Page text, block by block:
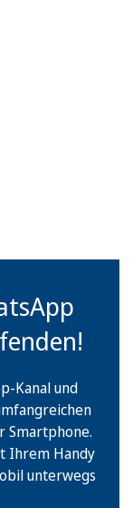
Kanal und
Smartphone.
Ihrem Handy
unterwegs